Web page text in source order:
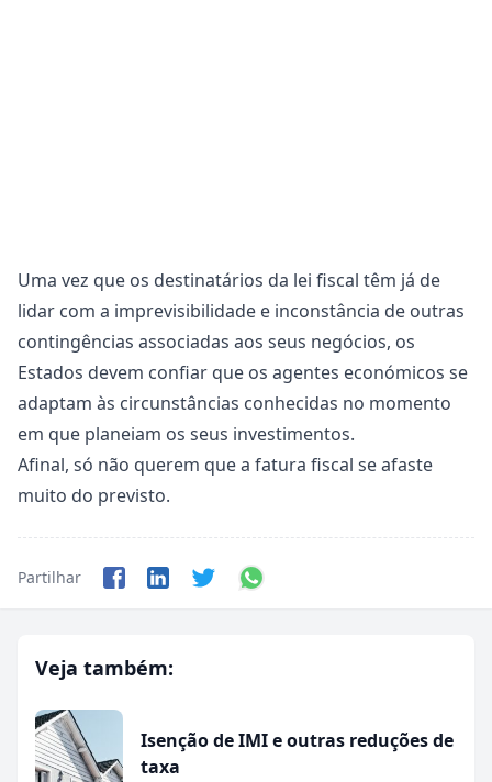
Uma vez que os destinatários da lei fiscal têm já de
lidar com a imprevisibilidade e inconstância de outras
contingências associadas aos seus negócios, os
Estados devem confiar que os agentes económicos se
adaptam às circunstâncias conhecidas no momento
em que planeiam os seus investimentos.
Afinal, só não querem que a fatura fiscal se afaste
muito do previsto.
Partilhar
Veja também:
Isenção de IMI e outras reduções de
taxa